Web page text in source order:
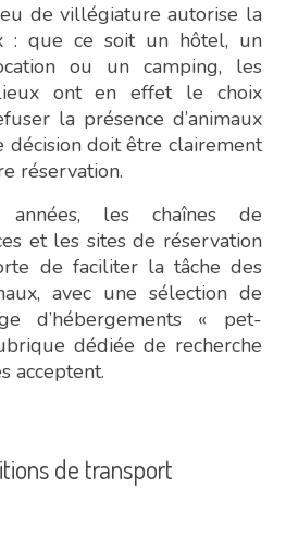
de villégiature autorise la
: que ce soit un hôtel, un
ou un camping, les
ont en effet le choix
la présence d’animaux
décision doit être clairement
réservation.
années, les chaînes de
et les sites de réservation
de faciliter la tâche des
avec une sélection de
d’hébergements « pet-
dédiée de recherche
acceptent.
de transport